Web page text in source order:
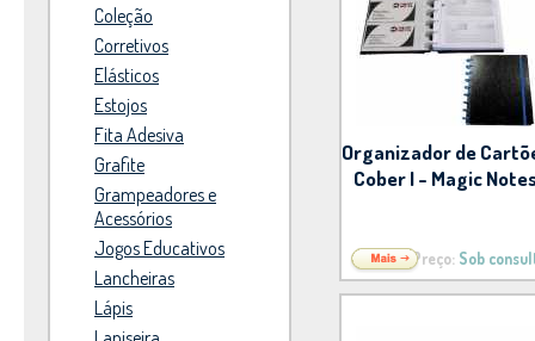
Coleção
Corretivos
Elásticos
Estojos
Fita Adesiva
Grafite
Grampeadores e
Acessórios
Jogos Educativos
Lancheiras
Lápis
Organizador de
Cober I - Magic
Preço: Sob